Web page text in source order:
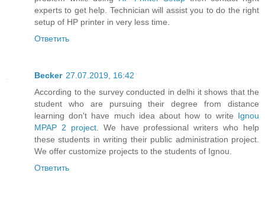
experts to get help. Technician will assist you to do the right
setup of HP printer in very less time.
Ответить
Becker 27.07.2019, 16:42
According to the survey conducted in delhi it shows that the
student who are pursuing their degree from distance
learning don't have much idea about how to write Ignou
MPAP 2 project. We have professional writers who help
these students in writing their public administration project.
We offer customize projects to the students of Ignou.
Ответить